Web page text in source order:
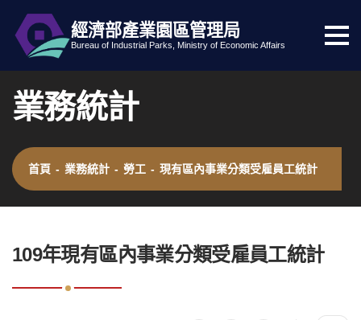
跳到主要內容
網站導覽
經濟部產業園區管理局
Bureau of Industrial Parks, Ministry of Economic Affairs
選
單
業務統計
首頁 - 業務統計 - 勞工 - 現有區內事業分類受雇員工統計
109年現有區內事業分類受雇員工統計